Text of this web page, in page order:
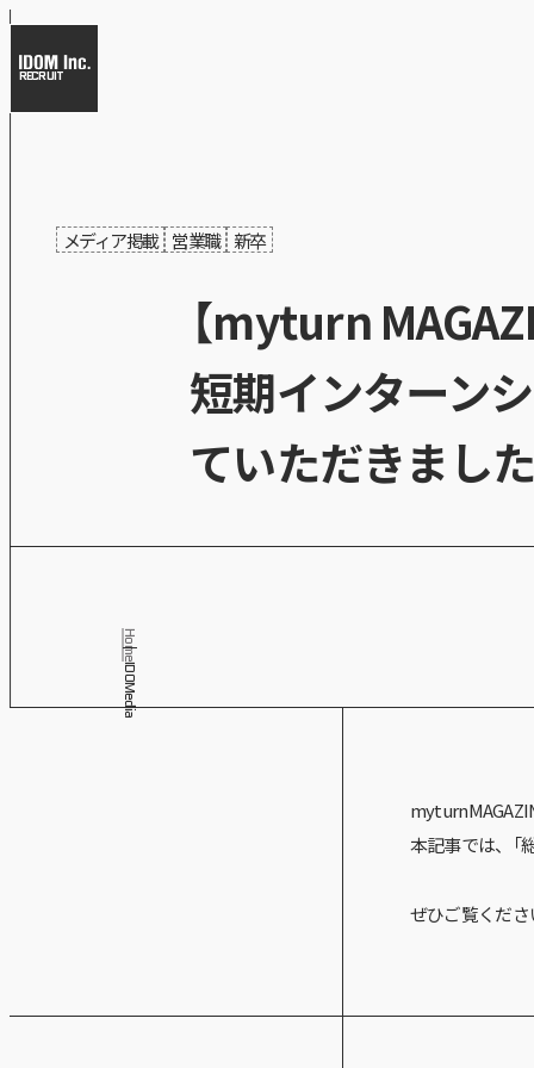
RECRUIT
メディア掲載 営業職 新卒
【myturn
短期インターン
ていただきまし
Home
IDOMedia
本記事では、「
ぜひご覧くださ